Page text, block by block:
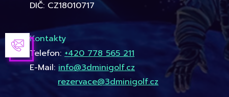
DIČ: CZ18010717
Kontakty
Telefon: +420 778 565 211
E-Mail: info@3dminigolf.cz
rezervace@3dminigolf.cz